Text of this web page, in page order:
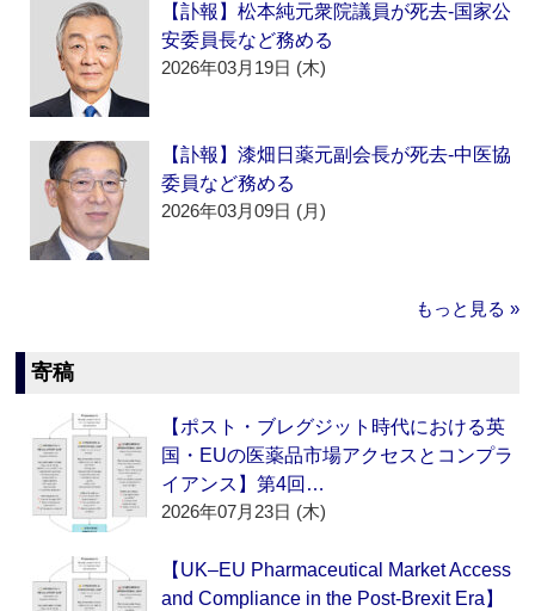
【訃報】松本純元衆院議員が死去‐国家公
安委員長など務める
2026年03月19日 (木)
【訃報】漆畑日薬元副会長が死去‐中医協
委員など務める
2026年03月09日 (月)
もっと見る »
寄稿
【ポスト・ブレグジット時代における英
国・EUの医薬品市場アクセスとコンプラ
イアンス】第4回…
2026年07月23日 (木)
【UK–EU Pharmaceutical Market Access
and Compliance in the Post-Brexit Era】